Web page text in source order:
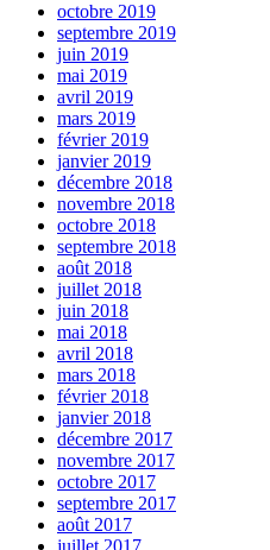
octobre 2019
septembre 2019
juin 2019
mai 2019
avril 2019
mars 2019
février 2019
janvier 2019
décembre 2018
novembre 2018
octobre 2018
septembre 2018
août 2018
juillet 2018
juin 2018
mai 2018
avril 2018
mars 2018
février 2018
janvier 2018
décembre 2017
novembre 2017
octobre 2017
septembre 2017
août 2017
juillet 2017